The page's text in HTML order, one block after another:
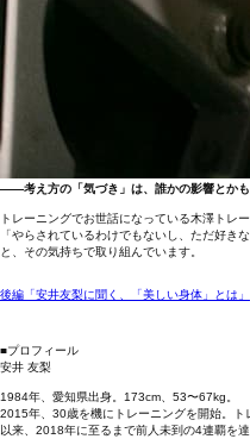
――考え方の「気づき」は、誰かの影響とかも
トレーニングでお世話になっている木澤トレ
「やらされているわけでもないし、ただ好
と、その気持ちで取り組んでいます。
後編「安井友梨に聞く、「美しい身体」とは」
■プロフィール
安井 友梨
1984年、愛知県出身。173cm、53〜67kg。
2015年、30歳を機にトレーニングを開始。
以来、2018年に至るまで前人未到の4連覇を達